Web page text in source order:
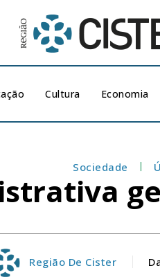
Cultura Economia
Sociedade
Região De Cister